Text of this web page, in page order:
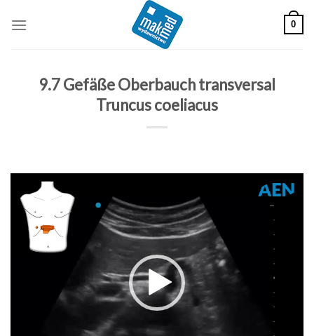
0
9.7 Gefäße Oberbauch transversal
Truncus coeliacus
Odtwarzacz
video